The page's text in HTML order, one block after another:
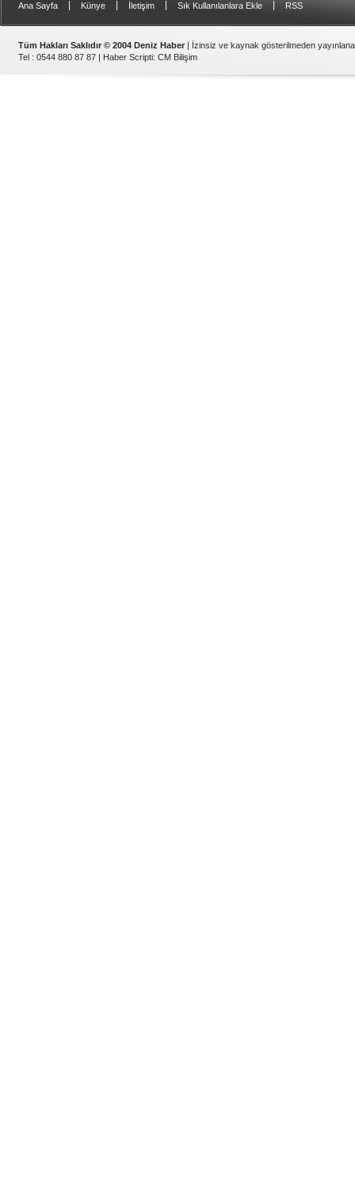
Ana Sayfa Künye İletişim Sık Kullanılanlara Ekle RSS
Tüm Hakları Saklıdır © 2004 Deniz Haber | İzinsiz ve kaynak gösterilmeden
Tel : 0544 880 87 87 | Haber Scripti: CM Bilişim